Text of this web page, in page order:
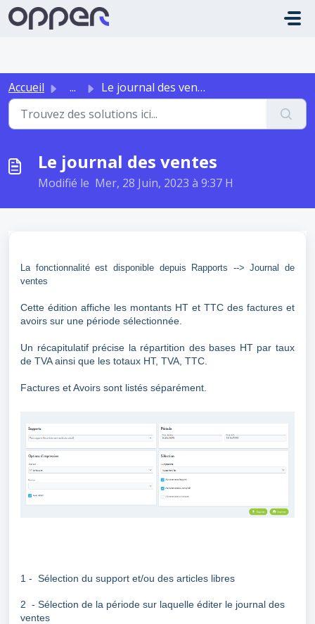
Passer au contenu principal
Accueil ... Le journal des ventes
Le journal des ventes
Modifié le Mer, 28 Juin, 2023 à 9:37 H
La fonctionnalité est disponible depuis Rapports --> Journal de
ventes
Cette édition affiche les montants HT et TTC des factures et
avoirs sur une période sélectionnée.
Un récapitulatif précise la répartition des bases HT par taux
de TVA ainsi que les totaux HT, TVA, TTC.
Factures et Avoirs sont listés séparément.
1 - Sélection du support et/ou des articles libres
2 - Sélection de la période sur laquelle éditer le journal des
ventes